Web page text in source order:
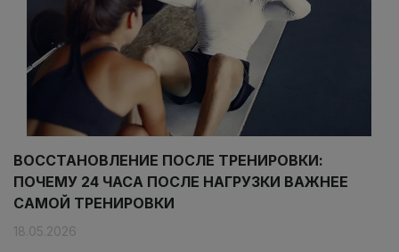
ВОССТАНОВЛЕНИЕ ПОСЛЕ ТРЕНИРОВКИ:
ПОЧЕМУ 24 ЧАСА ПОСЛЕ НАГРУЗКИ ВАЖНЕЕ
САМОЙ ТРЕНИРОВКИ
18.05.2026